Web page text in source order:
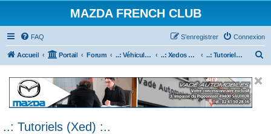
MAZDA FRENCH CLUB
FAQ Connexion
S’enregistrer
Accueil Portail Forum ..: Véhicules Mazda ancien (<2003) :.. ..: Xedos 6 & 9 :.. ..: Tutoriels (Xed) :..
..: Tutoriels (Xed) :..